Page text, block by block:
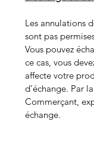
Les annulations
sont pas
Vous pouvez
ce cas, vous
affecte votre
d’échange. Par
Commerçant,
échange.